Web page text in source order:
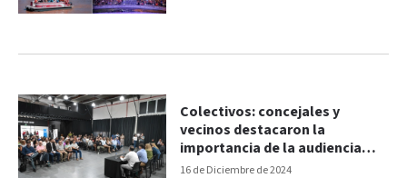
16 de Diciembre de 2024
Colectivos: concejales y
vecinos destacaron la
importancia de la audiencia
pública